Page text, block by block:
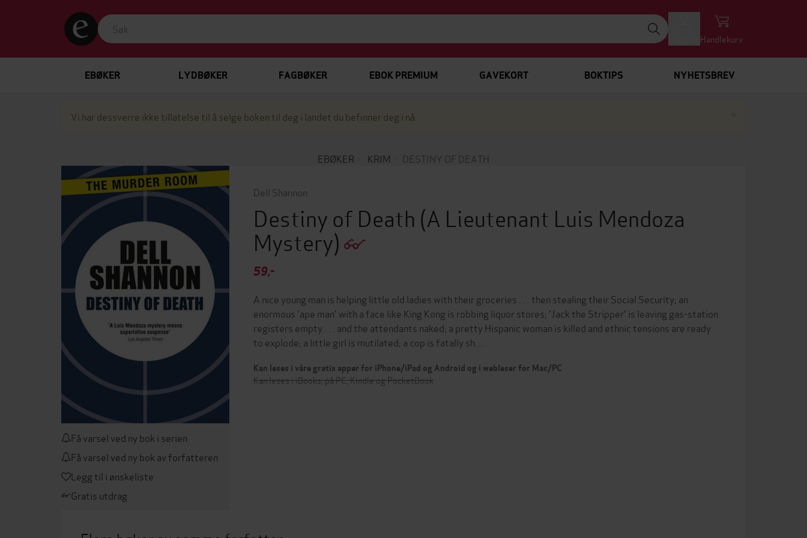
Handlekurv
EBØKER LYDBØKER FAGBØKER EBOK PREMIUM GAVEKORT BOKTIPS NYHETSBREV
Vi har dessverre ikke tillatelse til å selge boken til deg i landet du befinner deg i nå.
EBØKER KRIM DESTINY OF DEATH
Få varsel ved ny bok i serien
Få varsel ved ny bok av forfatteren
Legg til i ønskeliste
Gratis utdrag
Dell Shannon
Destiny of Death (A Lieutenant Luis Mendoza
Mystery)
59,-
A nice young man is helping little old ladies with their groceries . . . then stealing their Social Security; an
enormous 'ape man' with a face like King Kong is robbing liquor stores; 'Jack the Stripper' is leaving gas-station
registers empty . . . and the attendants naked; a pretty Hispanic woman is killed and ethnic tensions are ready
to explode; a little girl is mutilated; a cop is fatally sh…
Kan leses i våre gratis apper for iPhone/iPad og Android og i webleser for Mac/PC
Kan leses i iBooks, på PC, Kindle og PocketBook